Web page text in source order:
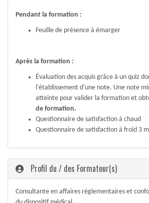
Pendant la formation :
Feuille de présence à émarger
Après la formation :
Évaluation des acquis grâce à un quiz
l'établissement d'une note. Une note
atteinte pour valider la formation et
de formation.
Questionnaire de satisfaction à chaud
Questionnaire de satisfaction à froid 3
Profil du / des Formateur(s)
Consultante en affaires réglementaires et